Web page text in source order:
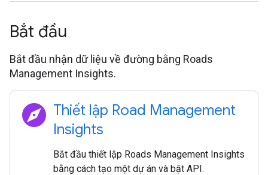
Bắt đầu
Bắt đầu nhận dữ liệu về đường bằng Roads
Management Insights.
explore Thiết lập Road Management
Insights
Bắt đầu thiết lập Roads Management Insights
bằng cách tạo một dự án và bật API.